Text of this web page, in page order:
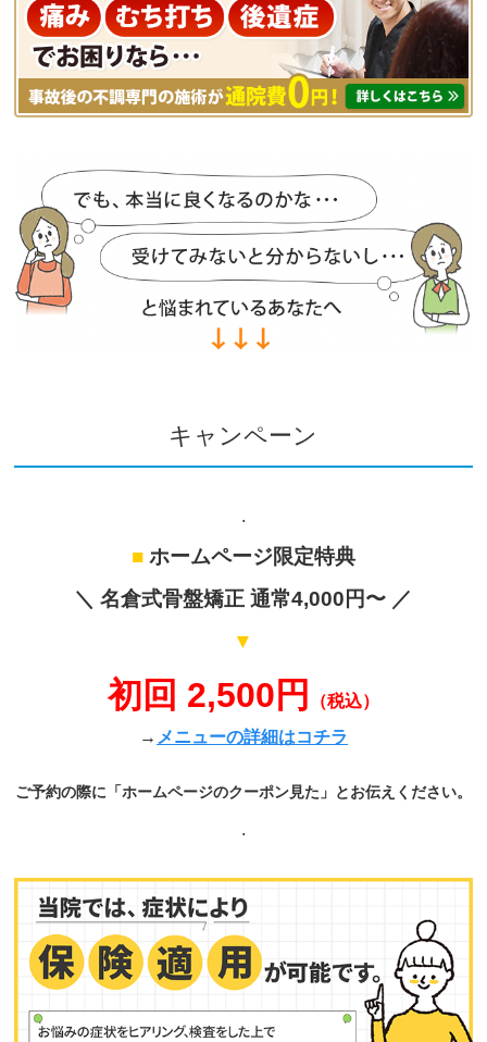
キャンペーン
.
■ホームページ限定特典
＼ 名倉式骨盤矯正 通常4,000円〜 ／
▼
初回 2,500円
（税込）
→ メニューの詳細はコチラ
ご予約の際に「ホームページのクーポン見た」とお伝えください。
.